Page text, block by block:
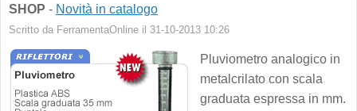
SHOP - Novità in catalogo
Scritto da FerramentaOnline il 31-10-2013 10:26
Pluviometro analogico in
metalcrilato con scala
graduata espressa in mm.